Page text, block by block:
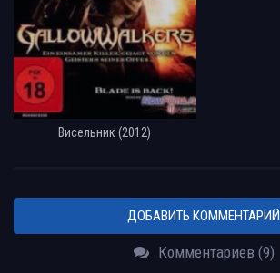
Висельник (2012)
ДОБАВИТЬ КОММЕНТАРИЙ
Комментариев (9)